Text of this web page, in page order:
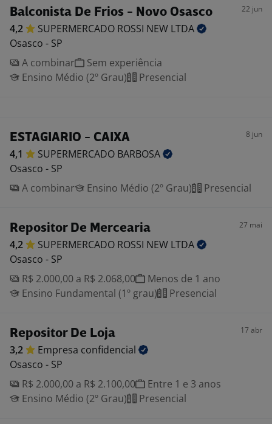
Balconista De Frios - Novo Osasco 22 jun
4,2 SUPERMERCADO ROSSI NEW LTDA
Osasco - SP
A combinar
Sem experiência
Ensino Médio (2º Grau)
Presencial
ESTAGIARIO - CAIXA 8 jun
4,1 SUPERMERCADO BARBOSA
Osasco - SP
A combinar
Ensino Médio (2º Grau) Presencial
Repositor De Mercearia 27 mai
4,2 SUPERMERCADO ROSSI NEW LTDA
Osasco - SP
R$ 2.000,00 a R$ 2.068,00
Menos de 1 ano
Ensino Fundamental (1º grau)
Presencial
Repositor De Loja 17 abr
3,2 Empresa confidencial
Osasco - SP
R$ 2.000,00 a R$ 2.100,00
Entre 1 e 3 anos
Ensino Médio (2º Grau)
Presencial